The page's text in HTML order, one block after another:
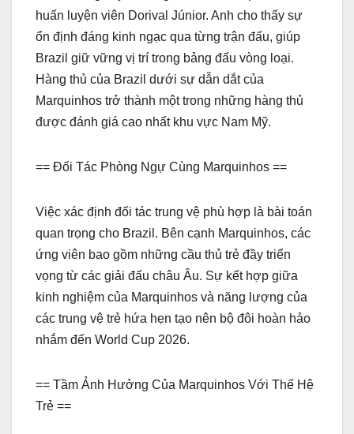
huấn luyện viên Dorival Júnior. Anh cho thấy sự
ổn định đáng kinh ngạc qua từng trận đấu, giúp
Brazil giữ vững vị trí trong bảng đấu vòng loại.
Hàng thủ của Brazil dưới sự dẫn dắt của
Marquinhos trở thành một trong những hàng thủ
được đánh giá cao nhất khu vực Nam Mỹ.
== Đối Tác Phòng Ngự Cùng Marquinhos ==
Việc xác định đối tác trung vệ phù hợp là bài toán
quan trọng cho Brazil. Bên cạnh Marquinhos, các
ứng viên bao gồm những cầu thủ trẻ đầy triển
vọng từ các giải đấu châu Âu. Sự kết hợp giữa
kinh nghiệm của Marquinhos và năng lượng của
các trung vệ trẻ hứa hẹn tạo nên bộ đôi hoàn hảo
nhắm đến World Cup 2026.
== Tầm Ảnh Hưởng Của Marquinhos Với Thế Hệ
Trẻ ==